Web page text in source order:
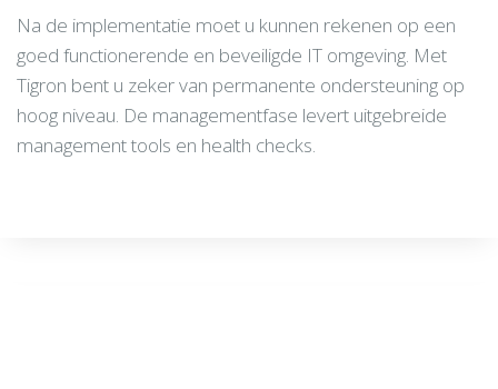
Na de implementatie moet u kunnen rekenen op een
goed functionerende en beveiligde IT omgeving. Met
Tigron bent u zeker van permanente ondersteuning op
hoog niveau. De managementfase levert uitgebreide
management tools en health checks.